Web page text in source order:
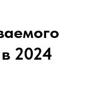
2024